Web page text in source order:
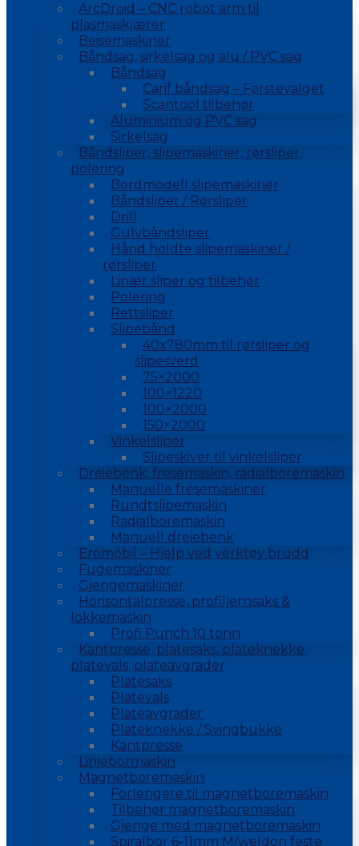
ArcDroid – CNC robot arm til
plasmaskjærer
Beisemaskiner
Båndsag, sirkelsag og alu / PVC sag
Båndsag
Carif båndsag – Førstevalget
Scantool tilbehør
Aluminium og PVC sag
Sirkelsag
Båndsliper, slipemaskiner, rørsliper,
polering
Bordmodell slipemaskiner
Båndsliper / Rørsliper
Drill
Gulvbåndsliper
Hånd holdte slipemaskiner /
rørsliper
Linær sliper og tilbehør
Polering
Rettsliper
Slipebånd
40x780mm til rørsliper og
slipesverd
75×2000
100×1220
100×2000
150×2000
Vinkelsliper
Slipeskiver til vinkelsliper
Dreiebenk, fresemaskin, radialboremaskin
Manuelle fresemaskiner
Rundtslipemaskin
Radialboremaskin
Manuell dreiebenk
Eromobil – Hjelp ved verktøy brudd
Fugemaskiner
Gjengemaskiner
Horisontalpresse, profiljernsaks &
lokkemaskin
Profi Punch 10 tonn
Kantpresse, platesaks, plateknekke,
platevals, plateavgrader
Platesaks
Platevals
Plateavgrader
Plateknekke / Svingbukke
Kantpresse
Linjebormaskin
Magnetboremaskin
Forlengere til magnetboremaskin
Tilbehør magnetboremaskin
Gjenge med magnetboremaskin
Spiralbor 6-11mm M/weldon feste